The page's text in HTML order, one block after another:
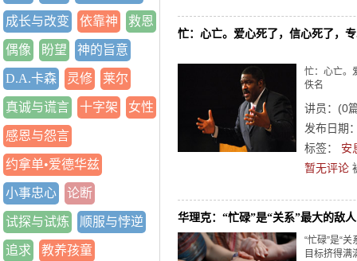
成长与改变 依靠神 救恩
偶像 盼望 神的旨意
D.A.卡森 灵修 莱尔
真诚与谎言 十字架 女性
感恩与怨言
约拿单•爱德华兹
小事忠心 论断
试探与试炼 顺服与悖逆
追求 教养孩童
忙：心亡。爱心死了，信心死了，
忙：心亡。
佚名
讲员： (0
发布日期
标签： 安
暂无评论
华理克：“忙碌”是“关系”最大的敌人
“忙碌”是“
目标挤得满